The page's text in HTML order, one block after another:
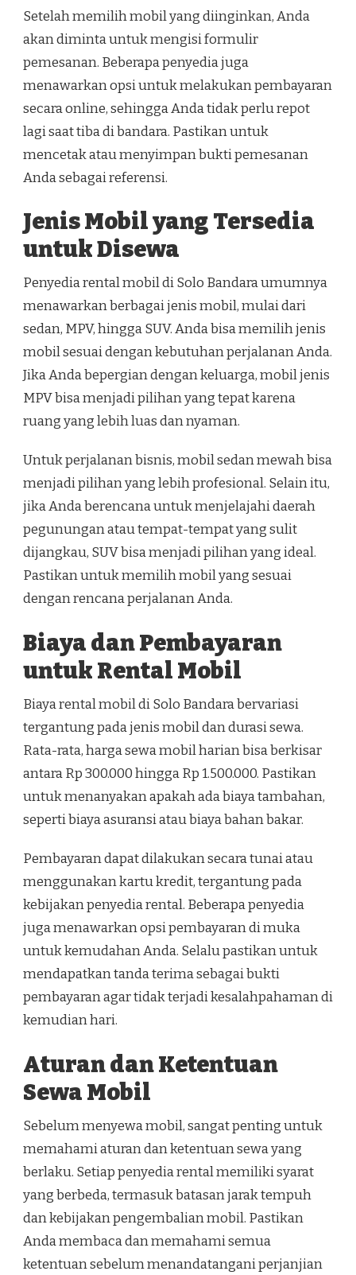
Setelah memilih mobil yang diinginkan, Anda
akan diminta untuk mengisi formulir
pemesanan. Beberapa penyedia juga
menawarkan opsi untuk melakukan pembayaran
secara online, sehingga Anda tidak perlu repot
lagi saat tiba di bandara. Pastikan untuk
mencetak atau menyimpan bukti pemesanan
Anda sebagai referensi.
Jenis Mobil yang Tersedia
untuk Disewa
Penyedia rental mobil di Solo Bandara umumnya
menawarkan berbagai jenis mobil, mulai dari
sedan, MPV, hingga SUV. Anda bisa memilih jenis
mobil sesuai dengan kebutuhan perjalanan Anda.
Jika Anda bepergian dengan keluarga, mobil jenis
MPV bisa menjadi pilihan yang tepat karena
ruang yang lebih luas dan nyaman.
Untuk perjalanan bisnis, mobil sedan mewah bisa
menjadi pilihan yang lebih profesional. Selain itu,
jika Anda berencana untuk menjelajahi daerah
pegunungan atau tempat-tempat yang sulit
dijangkau, SUV bisa menjadi pilihan yang ideal.
Pastikan untuk memilih mobil yang sesuai
dengan rencana perjalanan Anda.
Biaya dan Pembayaran
untuk Rental Mobil
Biaya rental mobil di Solo Bandara bervariasi
tergantung pada jenis mobil dan durasi sewa.
Rata-rata, harga sewa mobil harian bisa berkisar
antara Rp 300.000 hingga Rp 1.500.000. Pastikan
untuk menanyakan apakah ada biaya tambahan,
seperti biaya asuransi atau biaya bahan bakar.
Pembayaran dapat dilakukan secara tunai atau
menggunakan kartu kredit, tergantung pada
kebijakan penyedia rental. Beberapa penyedia
juga menawarkan opsi pembayaran di muka
untuk kemudahan Anda. Selalu pastikan untuk
mendapatkan tanda terima sebagai bukti
pembayaran agar tidak terjadi kesalahpahaman di
kemudian hari.
Aturan dan Ketentuan
Sewa Mobil
Sebelum menyewa mobil, sangat penting untuk
memahami aturan dan ketentuan sewa yang
berlaku. Setiap penyedia rental memiliki syarat
yang berbeda, termasuk batasan jarak tempuh
dan kebijakan pengembalian mobil. Pastikan
Anda membaca dan memahami semua
ketentuan sebelum menandatangani perjanjian